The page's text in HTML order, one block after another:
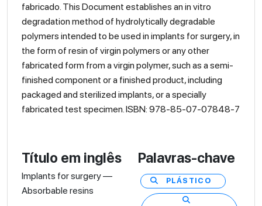
fabricado. This Document establishes an in vitro
degradation method of hydrolytically degradable
polymers intended to be used in implants for surgery, in
the form of resin of virgin polymers or any other
fabricated form from a virgin polymer, such as a semi-
finished component or a finished product, including
packaged and sterilized implants, or a specially
fabricated test specimen. ISBN: 978-85-07-07848-7
Título em inglês
Implants for surgery —
Absorbable resins
Palavras-chave
PLÁSTICO